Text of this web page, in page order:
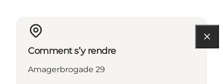
Comment s’y rendre
Amagerbrogade 29